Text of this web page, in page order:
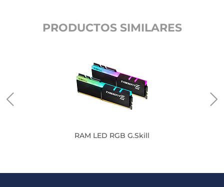
PRODUCTOS SIMILARES
RAM LED RGB G.Skill